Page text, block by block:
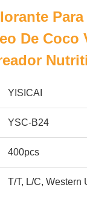
De Coco
YISICAI
YSC-B24
400pcs
T/T, L/C, Western